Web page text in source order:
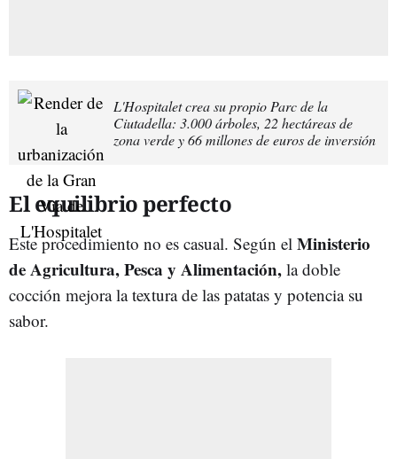
L'Hospitalet crea su propio Parc de la
Ciutadella: 3.000 árboles, 22 hectáreas de
zona verde y 66 millones de euros de inversión
El equilibrio perfecto
Este procedimiento no es casual. Según el Ministerio
de Agricultura, Pesca y Alimentación, la doble
cocción mejora la textura de las patatas y potencia su
sabor.